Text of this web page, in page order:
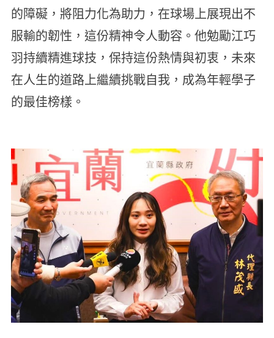
的障礙，將阻力化為助力，在球場上展現出不
服輸的韌性，這份精神令人動容。他勉勵江巧
羽持續精進球技，保持這份熱情與初衷，未來
在人生的道路上繼續挑戰自我，成為年輕學子
的最佳榜樣。